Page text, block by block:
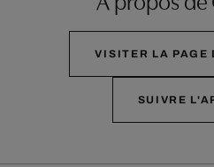
VISITER LA PAGE
SUIVRE